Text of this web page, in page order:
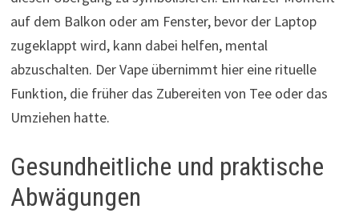
auf dem Balkon oder am Fenster, bevor der Laptop
zugeklappt wird, kann dabei helfen, mental
abzuschalten. Der Vape übernimmt hier eine rituelle
Funktion, die früher das Zubereiten von Tee oder das
Umziehen hatte.
Gesundheitliche und praktische
Abwägungen